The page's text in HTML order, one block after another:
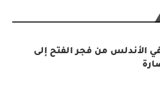
في الأندلس من فجر الفتح إلى